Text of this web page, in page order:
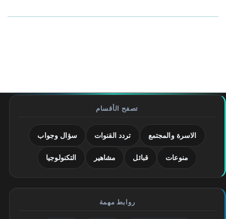
تصفح الأقسام
الاسرة والمجتمع تردد القنوات سؤال وجواب
منوعات قبائل مشاهير التكنولوجيا
روابط مهمة